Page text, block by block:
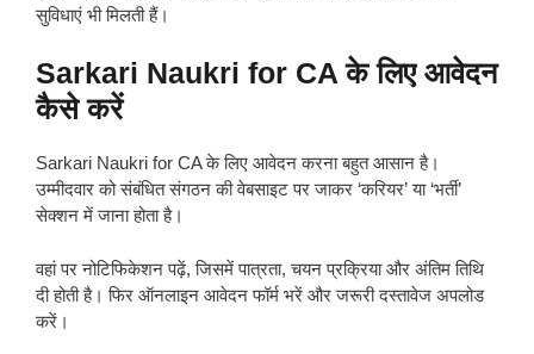
सुविधाएं भी मिलती हैं।
Sarkari Naukri for CA के लिए आवेदन
कैसे करें
Sarkari Naukri for CA के लिए आवेदन करना बहुत आसान है।
उम्मीदवार को संबंधित संगठन की वेबसाइट पर जाकर ‘करियर’ या ‘भर्ती’
सेक्शन में जाना होता है।
वहां पर नोटिफिकेशन पढ़ें, जिसमें पात्रता, चयन प्रक्रिया और अंतिम तिथि
दी होती है। फिर ऑनलाइन आवेदन फॉर्म भरें और जरूरी दस्तावेज अपलोड
करें।